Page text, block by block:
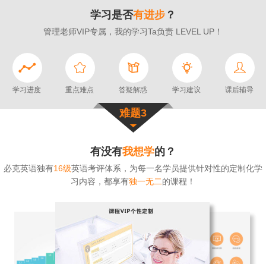
学习是否有进步 ？
管理老师VIP专属，我的学习Ta负责 LEVEL UP！

学习进度

重点难点

答疑解惑

学习建议

课后辅导
难题3
有没有我想学的？
必克英语独有16级英语考评体系，为每一名学员提供针对性的定制化学
习内容，都享有独一无二的课程！